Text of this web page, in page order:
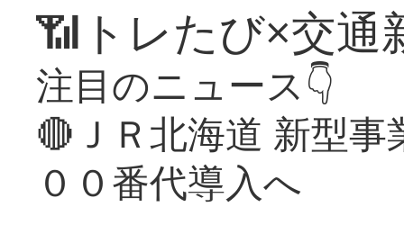
📶トレたび×交通
注目のニュース👇
🔴ＪＲ北海道 新型
００番代導入へ